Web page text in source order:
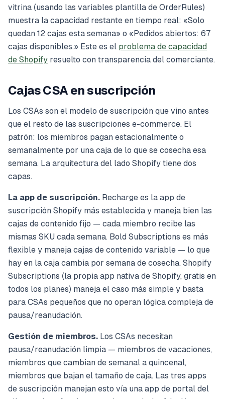
vitrina (usando las variables plantilla de OrderRules)
muestra la capacidad restante en tiempo real: «Solo
quedan 12 cajas esta semana» o «Pedidos abiertos: 67
cajas disponibles.» Este es el problema de capacidad
de Shopify resuelto con transparencia del comerciante.
Cajas CSA en suscripción
Los CSAs son el modelo de suscripción que vino antes
que el resto de las suscripciones e-commerce. El
patrón: los miembros pagan estacionalmente o
semanalmente por una caja de lo que se cosecha esa
semana. La arquitectura del lado Shopify tiene dos
capas.
La app de suscripción. Recharge es la app de
suscripción Shopify más establecida y maneja bien las
cajas de contenido fijo — cada miembro recibe las
mismas SKU cada semana. Bold Subscriptions es más
flexible y maneja cajas de contenido variable — lo que
hay en la caja cambia por semana de cosecha. Shopify
Subscriptions (la propia app nativa de Shopify, gratis en
todos los planes) maneja el caso más simple y basta
para CSAs pequeños que no operan lógica compleja de
pausa/reanudación.
Gestión de miembros. Los CSAs necesitan
pausa/reanudación limpia — miembros de vacaciones,
miembros que cambian de semanal a quincenal,
miembros que bajan el tamaño de caja. Las tres apps
de suscripción manejan esto vía una app de portal del